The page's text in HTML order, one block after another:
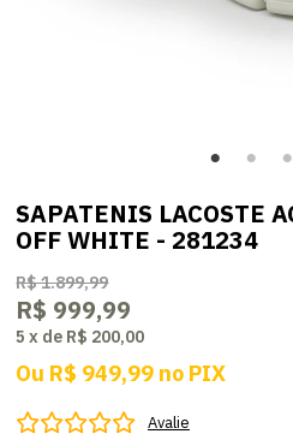
SAPATENIS LACOSTE
OFF WHITE - 281234
R$ 1.899,99
R$ 999,99
5 x de R$ 200,00
Ou R$ 949,99 no PIX
Avalie